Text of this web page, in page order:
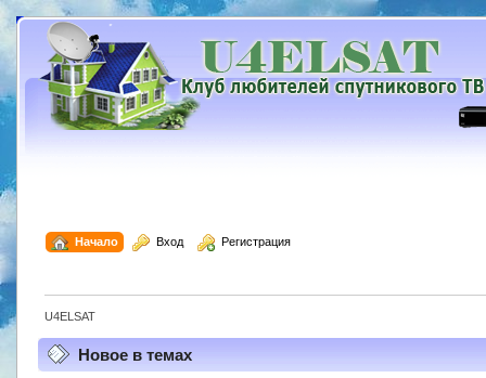
Начало Вход Регистрация
U4ELSAT
Новое в темах